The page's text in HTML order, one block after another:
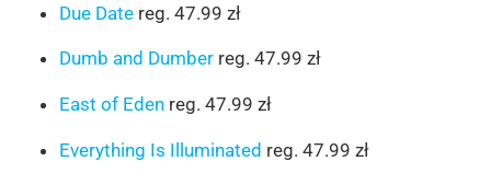
Due Datereg. 47.99 zł
Dumb and Dumberreg. 47.99 zł
East of Edenreg. 47.99 zł
Everything Is Illuminated reg. 47.99 zł